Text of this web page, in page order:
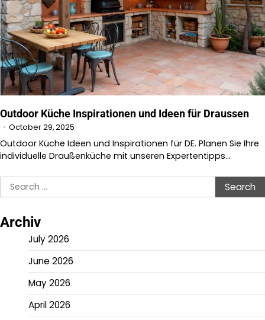
Outdoor Küche Inspirationen und Ideen für Draussen
October 29, 2025
Outdoor Küche Ideen und Inspirationen für DE. Planen Sie Ihre
individuelle Draußenküche mit unseren Expertentipps…
Search
for:
Archiv
July 2026
June 2026
May 2026
April 2026